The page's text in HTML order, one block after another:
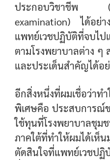
ประกอบวิชาชีพ
examination) ได้อย่
แพทย์เวชปฏิบัติที่จบไป
ตามโรงพยาบาลต่าง ๆ
และประเด็นสำคัญได้อย่
อีกสิ่งหนึ่งที่ผมเชื่อว่าท
พิเศษคือ ประสบการณ์
ใช้ทุนที่โรงพยาบาลชุม
ภาคใต้ที่ทำให้ผมได้เห็น
ตัดสินใจที่แพทย์เวชปฏิ